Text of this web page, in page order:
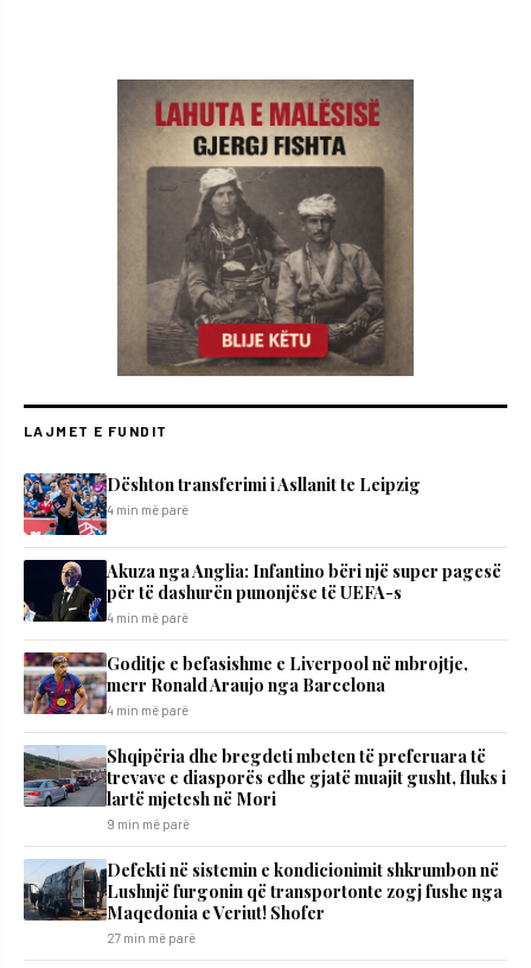
LAJMET E FUNDIT
Dështon transferimi i Asllanit te Leipzig
4 min më parë
Akuza nga Anglia: Infantino bëri një super pagesë
për të dashurën punonjëse të UEFA-s
4 min më parë
Goditje e befasishme e Liverpool në mbrojtje,
merr Ronald Araujo nga Barcelona
4 min më parë
Shqipëria dhe bregdeti mbeten të preferuara të
trevave e diasporës edhe gjatë muajit gusht, fluks i
lartë mjetesh në Mori
9 min më parë
Defekti në sistemin e kondicionimit shkrumbon në
Lushnjë furgonin që transportonte zogj fushe nga
Maqedonia e Veriut! Shofer
27 min më parë